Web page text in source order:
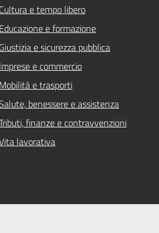
Cultura e tempo libero
Educazione e formazione
Giustizia e sicurezza pubblica
Imprese e commercio
Mobilità e trasporti
benessere e assistenza
finanze e contravvenzioni
lavorativa